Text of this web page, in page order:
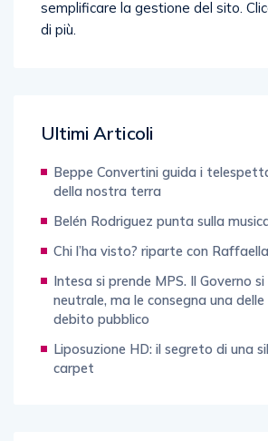
Ultimi Articoli
Beppe Convertini guida i
della nostra terra
Belén Rodriguez punta sulla
Chi l’ha visto? riparte con
Intesa si prende MPS. Il Governo
neutrale, ma le consegna una
debito pubblico
Liposuzione HD: il segreto di una
carpet